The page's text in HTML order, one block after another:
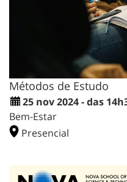
Métodos de Estudo
25 nov 2024 - das
Bem-Estar
Presencial